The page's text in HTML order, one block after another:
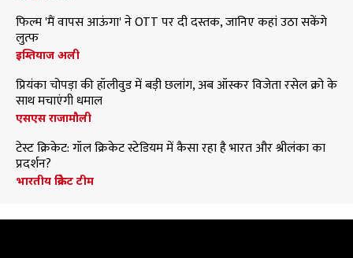
फिल्म 'मैं वापस आऊंगा' ने OTT पर दी दस्तक, जानिए कहां उठा सकेंगे
लुत्फ
इम्तियाज अली
प्रियंका चोपड़ा की हॉलीवुड में बड़ी छलांग, अब ऑस्कर विजेता रसेल क्रो के
साथ मचाएंगी धमाल
एसएस राजामौली
टेस्ट क्रिकेट: गॉल क्रिकेट स्टेडियम में कैसा रहा है भारत और श्रीलंका का
प्रदर्शन?
भारतीय क्रिकेट टीम